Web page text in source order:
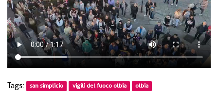
Tags: san simplicio vigili del fuoco olbia olbia